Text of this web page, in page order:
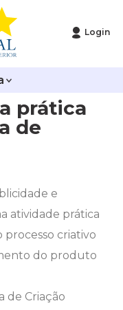
Login
prática
de
e
atividade prática
processo criativo
do produto
de Criação